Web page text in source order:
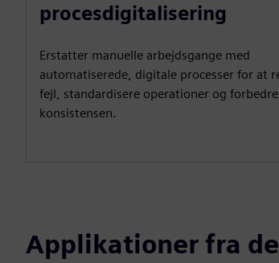
procesdigitalisering
Erstatter manuelle arbejdsgange med
automatiserede, digitale processer for at
fejl, standardisere operationer og forbedre
konsistensen.
Applikationer fra